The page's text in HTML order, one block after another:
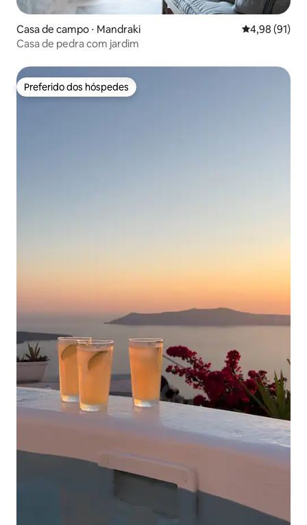
Casa de campo ⋅ Mandraki 4,98 de uma
4,98 (91)
Casa de pedra com jardim
Preferido dos hóspedes
Preferido dos hóspedes